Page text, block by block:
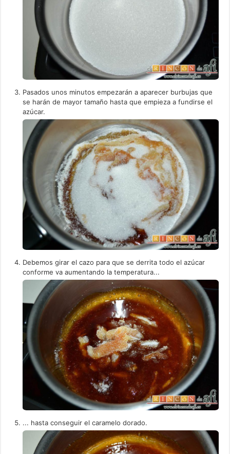
Pasados unos minutos empezarán a aparecer burbujas que
se harán de mayor tamaño hasta que empieza a fundirse el
azúcar.
Debemos girar el cazo para que se derrita todo el azúcar
conforme va aumentando la temperatura...
... hasta conseguir el caramelo dorado.